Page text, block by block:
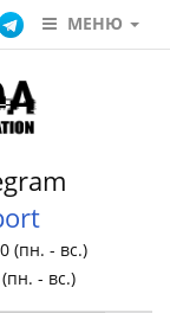
МЕНЮ
(пн. - вс.)
- вс.)